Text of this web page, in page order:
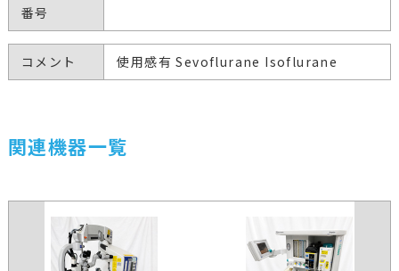
番号
コメント 使用感有 Sevoflurane Isoflurane
関連機器一覧